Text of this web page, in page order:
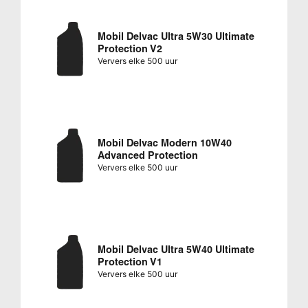
Mobil Delvac Ultra 5W30 Ultimate
Protection V2
Ververs elke 500 uur
Mobil Delvac Modern 10W40
Advanced Protection
Ververs elke 500 uur
Mobil Delvac Ultra 5W40 Ultimate
Protection V1
Ververs elke 500 uur